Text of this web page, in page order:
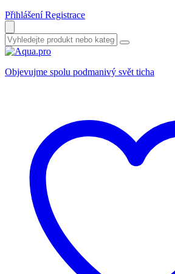
PřihlášeníRegistrace
Objevujme spolu podmanivý svět ticha